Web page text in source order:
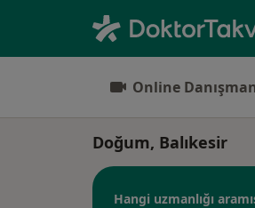
Online
Doğum, Balıkesir
Hangi uzmanlığı